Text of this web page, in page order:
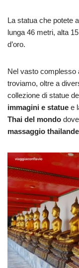
La statua che potete
lunga 46 metri, alta
d’oro.
Nel vasto complesso
troviamo, oltre a
collezione di statue
immagini e statue e
Thai del mondo
massaggio